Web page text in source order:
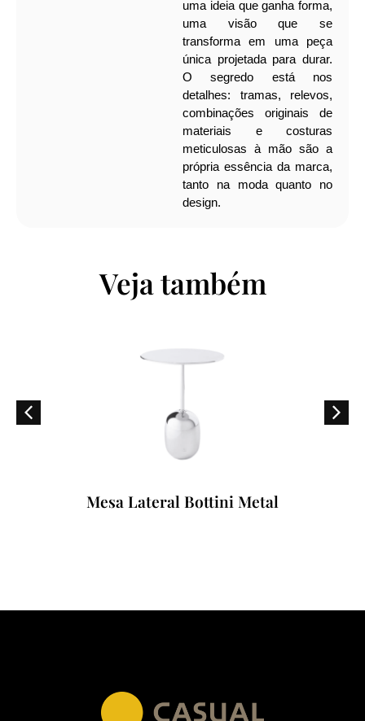
uma ideia que ganha forma,
uma visão que se
transforma em uma peça
única projetada para durar.
O segredo está nos
detalhes: tramas, relevos,
combinações originais de
materiais e costuras
meticulosas à mão são a
própria essência da marca,
tanto na moda quanto no
design.
Veja também
Mesa Lateral Bottini Metal